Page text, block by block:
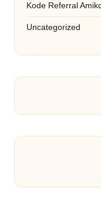
Kode Referral
Uncategorized